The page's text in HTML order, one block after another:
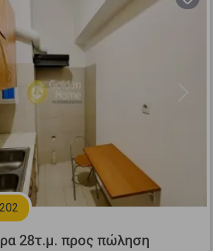
28τ.μ. προς πώληση